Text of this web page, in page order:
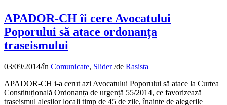
APADOR-CH îi cere Avocatului
Poporului să atace ordonanța
traseismului
03/09/2014/în Comunicate, Slider /de Rasista
APADOR-CH i-a cerut azi Avocatului Poporului să atace la Curtea
Constituțională Ordonanța de urgență 55/2014, ce favorizează
traseismul aleșilor locali timp de 45 de zile, înainte de alegerile